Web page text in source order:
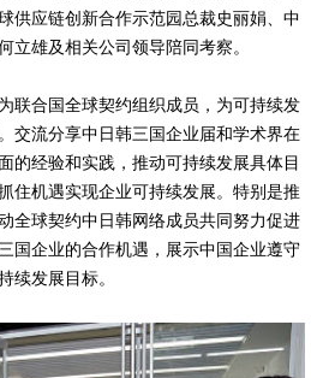
供应链创新合作示范园总裁史丽娟、中
立雄及相关公司领导陪同考察。
合国全球契约组织成员，为可持续发
交流分享中日韩三国企业届和学术界在
的经验和实践，推动可持续发展具体目
住机遇实现企业可持续发展。特别是推
全球契约中日韩网络成员共同努力促进
国企业的合作机遇，展示中国企业遵守
续发展目标。